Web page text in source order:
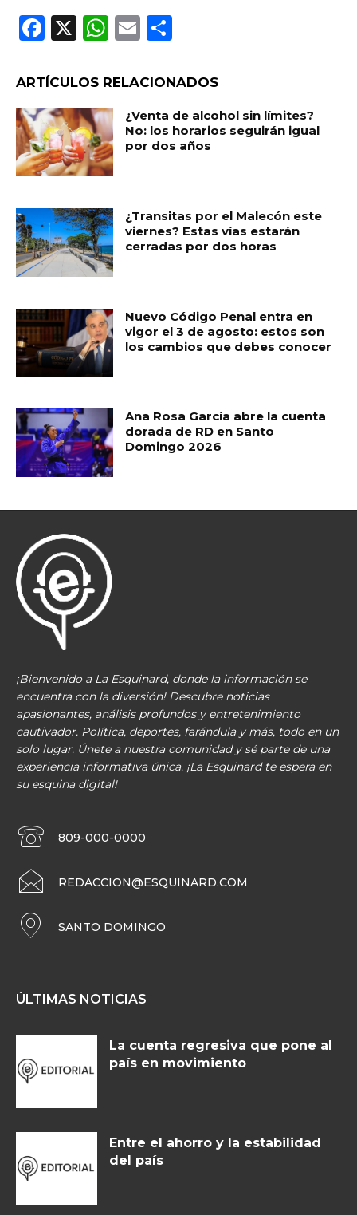
F
c
e
b
o
o
k
X
W
a
ts
A
p
p
E
ai
l
m
p
ar
ti
ARTÍCULOS RELACIONADOS
¿Venta de alcohol sin límites?
No: los horarios seguirán igual
por dos años
¿Transitas por el Malecón este
viernes? Estas vías estarán
cerradas por dos horas
Nuevo Código Penal entra en
vigor el 3 de agosto: estos son
los cambios que debes conocer
Ana Rosa García abre la cuenta
dorada de RD en Santo
Domingo 2026
¡Bienvenido a La Esquinard, donde la información se
encuentra con la diversión! Descubre noticias
apasionantes, análisis profundos y entretenimiento
cautivador. Política, deportes, farándula y más, todo en un
solo lugar. Únete a nuestra comunidad y sé parte de una
experiencia informativa única. ¡La Esquinard te espera en
su esquina digital!
809-000-0000
REDACCION@ESQUINARD.COM
SANTO DOMINGO
ÚLTIMAS NOTICIAS
La cuenta regresiva que pone al
país en movimiento
Entre el ahorro y la estabilidad
del país